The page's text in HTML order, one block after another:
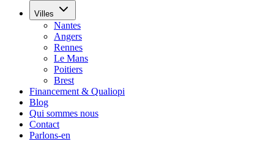
Villes
Nantes
Angers
Rennes
Le Mans
Poitiers
Brest
Financement & Qualiopi
Blog
Qui sommes nous
Contact
Parlons-en